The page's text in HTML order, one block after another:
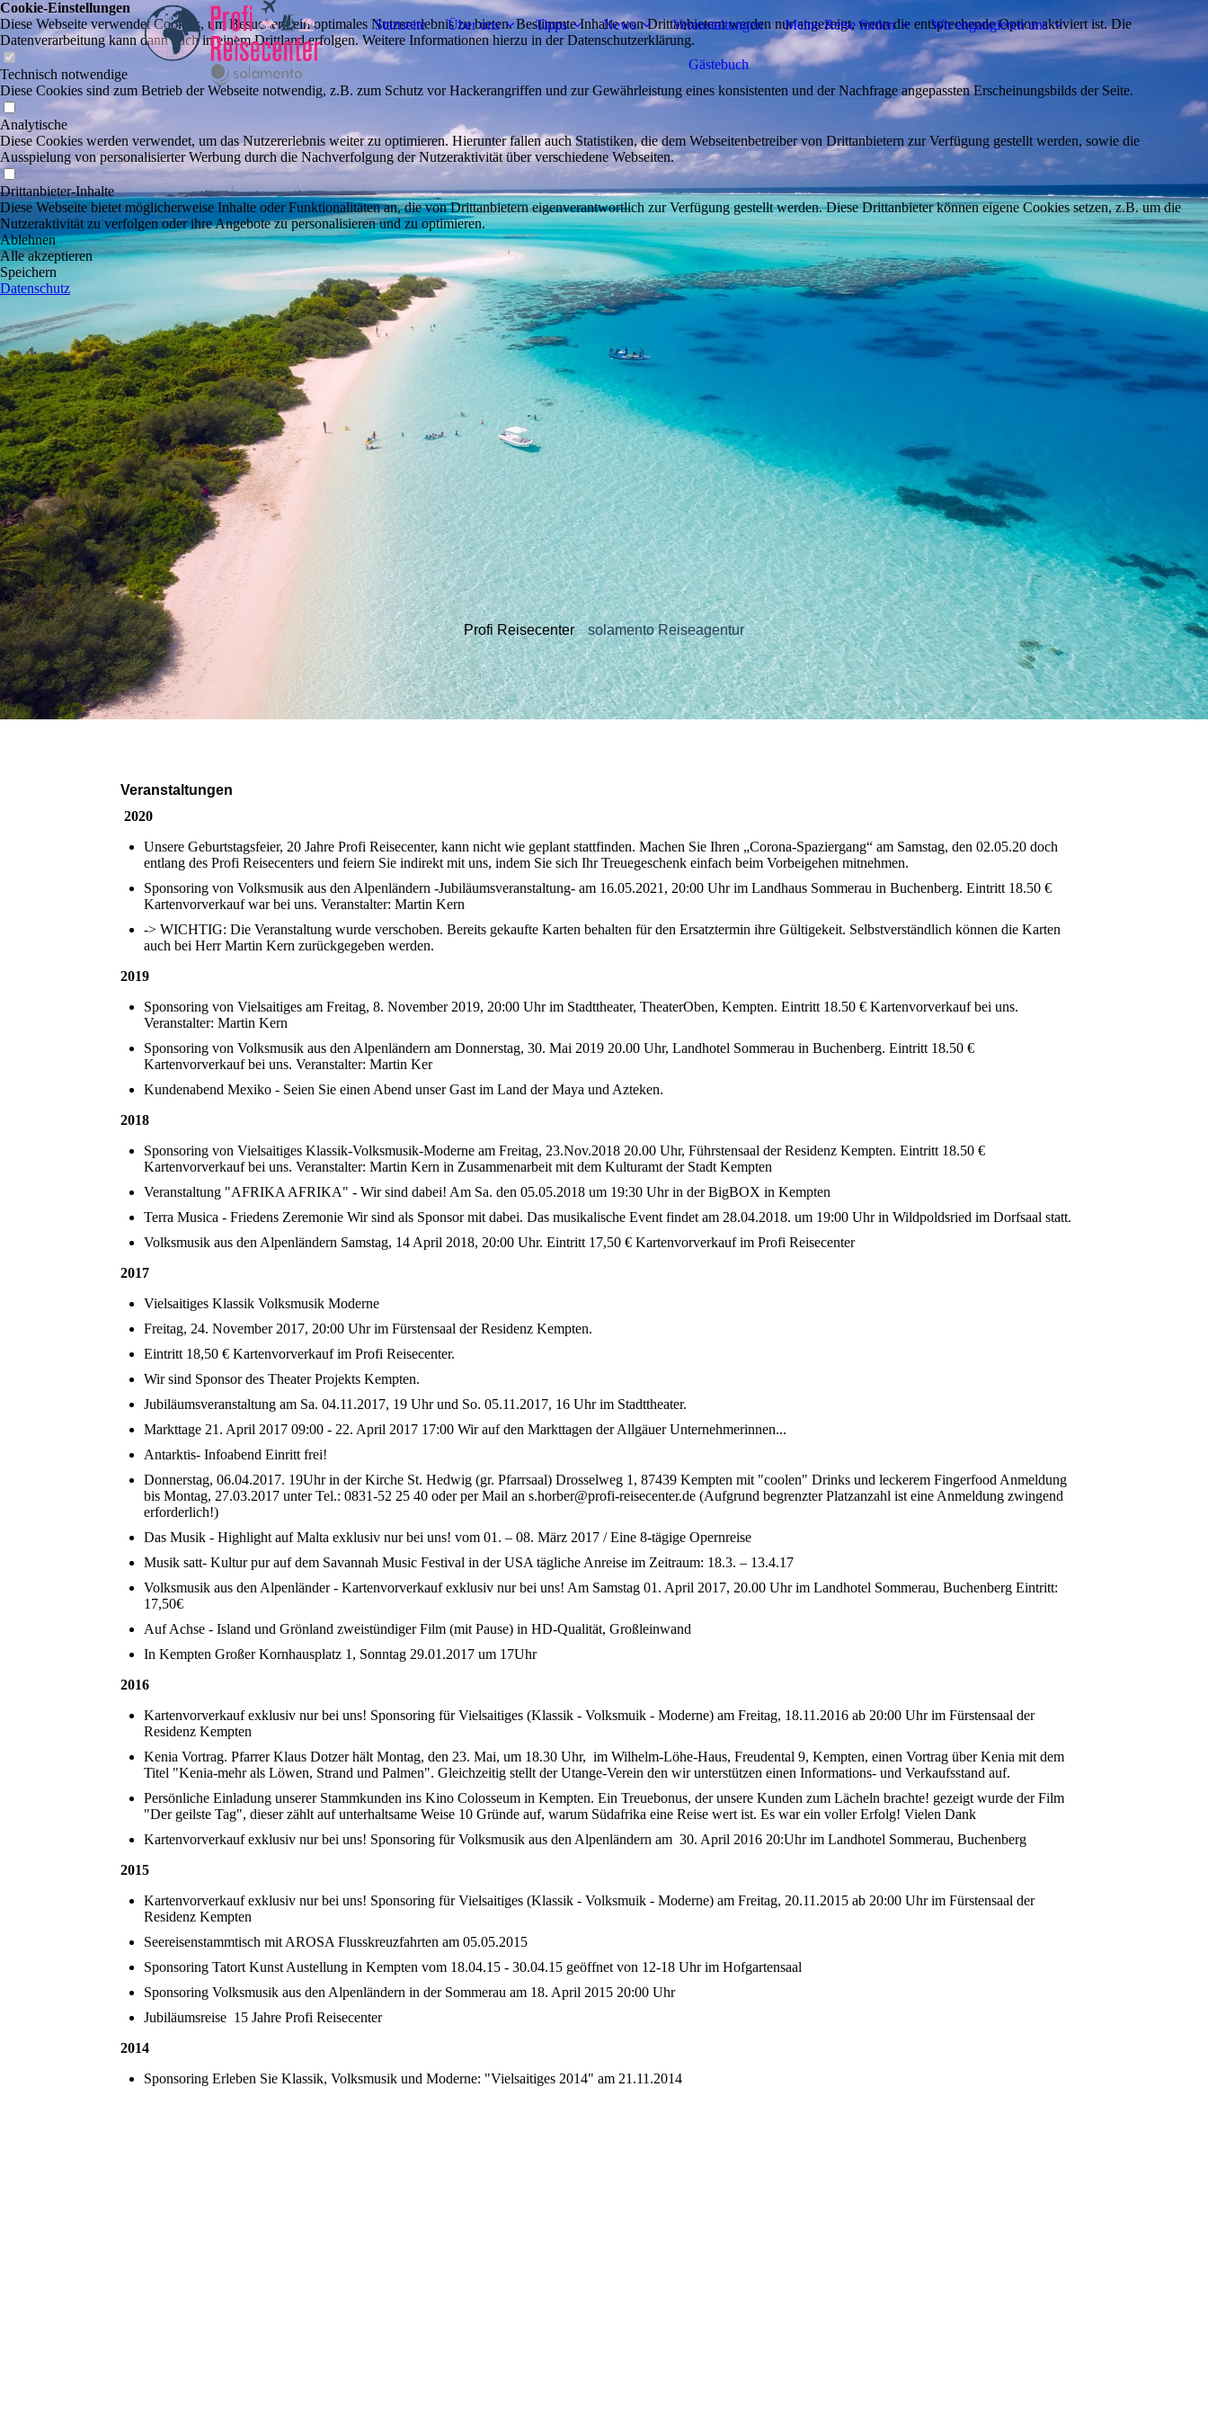
Startseite Über uns Tipps News Veranstaltungen Meine Reise finden Wir engangieren uns
Gästebuch
Profi Reisecenter solamento Reiseagentur
Veranstaltungen
2020
Unsere Geburtstagsfeier, 20 Jahre Profi Reisecenter, kann nicht wie geplant stattfinden. Machen Sie Ihren „Corona-Spaziergang“ am Samstag, den 02.05.20 doch
entlang des Profi Reisecenters und feiern Sie indirekt mit uns, indem Sie sich Ihr Treuegeschenk einfach beim Vorbeigehen mitnehmen.
Sponsoring von Volksmusik aus den Alpenländern -Jubiläumsveranstaltung- am 16.05.2021, 20:00 Uhr im Landhaus Sommerau in Buchenberg. Eintritt 18.50 €
Kartenvorverkauf war bei uns. Veranstalter: Martin Kern
-> WICHTIG: Die Veranstaltung wurde verschoben. Bereits gekaufte Karten behalten für den Ersatztermin ihre Gültigekeit. Selbstverständlich können die Karten
auch bei Herr Martin Kern zurückgegeben werden.
2019
Sponsoring von Vielsaitiges am Freitag, 8. November 2019, 20:00 Uhr im Stadttheater, TheaterOben, Kempten. Eintritt 18.50 € Kartenvorverkauf bei uns.
Veranstalter: Martin Kern
Sponsoring von Volksmusik aus den Alpenländern am Donnerstag, 30. Mai 2019 20.00 Uhr, Landhotel Sommerau in Buchenberg. Eintritt 18.50 €
Kartenvorverkauf bei uns. Veranstalter: Martin Ker
Kundenabend Mexiko - Seien Sie einen Abend unser Gast im Land der Maya und Azteken.
2018
Sponsoring von Vielsaitiges Klassik-Volksmusik-Moderne am Freitag, 23.Nov.2018 20.00 Uhr, Führstensaal der Residenz Kempten. Eintritt 18.50 €
Kartenvorverkauf bei uns. Veranstalter: Martin Kern in Zusammenarbeit mit dem Kulturamt der Stadt Kempten
Veranstaltung "AFRIKA AFRIKA" - Wir sind dabei! Am Sa. den 05.05.2018 um 19:30 Uhr in der BigBOX in Kempten
Terra Musica - Friedens Zeremonie Wir sind als Sponsor mit dabei. Das musikalische Event findet am 28.04.2018. um 19:00 Uhr in Wildpoldsried im Dorfsaal statt.
Volksmusik aus den Alpenländern Samstag, 14 April 2018, 20:00 Uhr. Eintritt 17,50 € Kartenvorverkauf im Profi Reisecenter
2017
Vielsaitiges Klassik Volksmusik Moderne
Freitag, 24. November 2017, 20:00 Uhr im Fürstensaal der Residenz Kempten.
Eintritt 18,50 € Kartenvorverkauf im Profi Reisecenter.
Wir sind Sponsor des Theater Projekts Kempten.
Jubiläumsveranstaltung am Sa. 04.11.2017, 19 Uhr und So. 05.11.2017, 16 Uhr im Stadttheater.
Markttage 21. April 2017 09:00 - 22. April 2017 17:00 Wir auf den Markttagen der Allgäuer Unternehmerinnen...
Antarktis- Infoabend Einritt frei!
Donnerstag, 06.04.2017. 19Uhr in der Kirche St. Hedwig (gr. Pfarrsaal) Drosselweg 1, 87439 Kempten mit "coolen" Drinks und leckerem Fingerfood Anmeldung
bis Montag, 27.03.2017 unter Tel.: 0831-52 25 40 oder per Mail an s.horber@profi-reisecenter.de (Aufgrund begrenzter Platzanzahl ist eine Anmeldung zwingend
erforderlich!)
Das Musik - Highlight auf Malta exklusiv nur bei uns! vom 01. – 08. März 2017 / Eine 8-tägige Opernreise
Musik satt- Kultur pur auf dem Savannah Music Festival in der USA tägliche Anreise im Zeitraum: 18.3. – 13.4.17
Volksmusik aus den Alpenländer - Kartenvorverkauf exklusiv nur bei uns! Am Samstag 01. April 2017, 20.00 Uhr im Landhotel Sommerau, Buchenberg Eintritt:
17,50€
Auf Achse - Island und Grönland zweistündiger Film (mit Pause) in HD-Qualität, Großleinwand
In Kempten Großer Kornhausplatz 1, Sonntag 29.01.2017 um 17Uhr
2016
Kartenvorverkauf exklusiv nur bei uns! Sponsoring für Vielsaitiges (Klassik - Volksmuik - Moderne) am Freitag, 18.11.2016 ab 20:00 Uhr im Fürstensaal der
Residenz Kempten
Kenia Vortrag. Pfarrer Klaus Dotzer hält Montag, den 23. Mai, um 18.30 Uhr, im Wilhelm-Löhe-Haus, Freudental 9, Kempten, einen Vortrag über Kenia mit dem
Titel "Kenia-mehr als Löwen, Strand und Palmen". Gleichzeitig stellt der Utange-Verein den wir unterstützen einen Informations- und Verkaufsstand auf.
Persönliche Einladung unserer Stammkunden ins Kino Colosseum in Kempten. Ein Treuebonus, der unsere Kunden zum Lächeln brachte! gezeigt wurde der Film
"Der geilste Tag", dieser zählt auf unterhaltsame Weise 10 Gründe auf, warum Südafrika eine Reise wert ist. Es war ein voller Erfolg! Vielen Dank
Kartenvorverkauf exklusiv nur bei uns! Sponsoring für Volksmusik aus den Alpenländern am 30. April 2016 20:Uhr im Landhotel Sommerau, Buchenberg
2015
Kartenvorverkauf exklusiv nur bei uns! Sponsoring für Vielsaitiges (Klassik - Volksmuik - Moderne) am Freitag, 20.11.2015 ab 20:00 Uhr im Fürstensaal der
Residenz Kempten
Seereisenstammtisch mit AROSA Flusskreuzfahrten am 05.05.2015
Sponsoring Tatort Kunst Austellung in Kempten vom 18.04.15 - 30.04.15 geöffnet von 12-18 Uhr im Hofgartensaal
Sponsoring Volksmusik aus den Alpenländern in der Sommerau am 18. April 2015 20:00 Uhr
Jubiläumsreise 15 Jahre Profi Reisecenter
2014
Sponsoring Erleben Sie Klassik, Volksmusik und Moderne: "Vielsaitiges 2014" am 21.11.2014
Cookie-Einstellungen
Diese Webseite verwendet Cookies, um Besuchern ein optimales Nutzererlebnis zu bieten. Bestimmte Inhalte von Drittanbietern werden nur angezeigt, wenn die entsprechende Option aktiviert ist. Die
Datenverarbeitung kann dann auch in einem Drittland erfolgen. Weitere Informationen hierzu in der Datenschutzerklärung.
Technisch notwendige
Diese Cookies sind zum Betrieb der Webseite notwendig, z.B. zum Schutz vor Hackerangriffen und zur Gewährleistung eines konsistenten und der Nachfrage angepassten Erscheinungsbilds der Seite.
Analytische
Diese Cookies werden verwendet, um das Nutzererlebnis weiter zu optimieren. Hierunter fallen auch Statistiken, die dem Webseitenbetreiber von Drittanbietern zur Verfügung gestellt werden, sowie die
Ausspielung von personalisierter Werbung durch die Nachverfolgung der Nutzeraktivität über verschiedene Webseiten.
Drittanbieter-Inhalte
Diese Webseite bietet möglicherweise Inhalte oder Funktionalitäten an, die von Drittanbietern eigenverantwortlich zur Verfügung gestellt werden. Diese Drittanbieter können eigene Cookies setzen, z.B. um die
Nutzeraktivität zu verfolgen oder ihre Angebote zu personalisieren und zu optimieren.
Ablehnen
Alle akzeptieren
Speichern
Datenschutz